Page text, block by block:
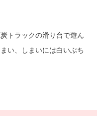
トラックの滑り台で遊ん
い、しまいには白いぶち